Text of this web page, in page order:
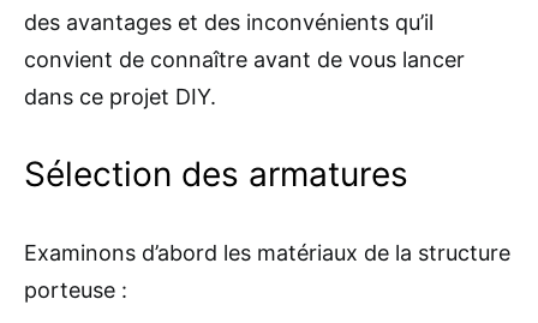
des avantages et des inconvénients qu’il
convient de connaître avant de vous lancer
dans ce projet DIY.
Sélection des armatures
Examinons d’abord les matériaux de la structure
porteuse :